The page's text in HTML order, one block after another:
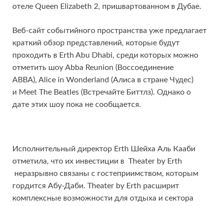
отеле Queen Elizabeth 2, пришвартованном в Дубае.
Веб-сайт событийного пространства уже предлагает
краткий обзор представлений, которые будут
проходить в Erth Abu Dhabi, среди которых можно
отметить шоу Abba Reunion (Воссоединение
АВВА), Alice in Wonderland (Алиса в стране Чудес)
и Meet The Beatles (Встречайте Биттлз). Однако о
дате этих шоу пока не сообщается.
Исполнительный директор Erth Шейха Аль Кааби
отметила, что их инвестиции в Theater by Erth
неразрывно связаны с гостеприимством, которым
гордится Абу-Даби. Theater by Erth расширит
комплексные возможности для отдыха и сектора